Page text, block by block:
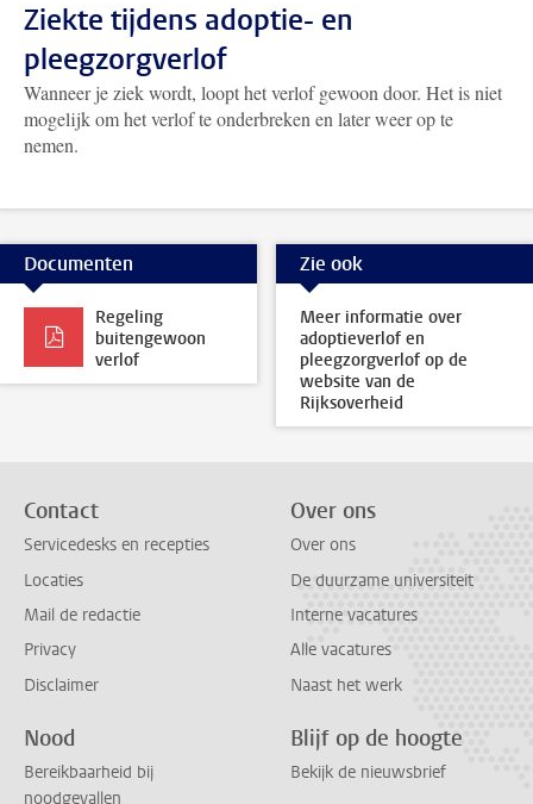
Ziekte tijdens adoptie- en
pleegzorgverlof
Wanneer je ziek wordt, loopt het verlof gewoon door. Het is niet
mogelijk om het verlof te onderbreken en later weer op te
nemen.
Documenten
Regeling
buitengewoon
verlof
Zie ook
Meer informatie over
adoptieverlof en
pleegzorgverlof op de
website van de
Rijksoverheid
Contact
Servicedesks en recepties
Locaties
Mail de redactie
Privacy
Disclaimer
Over ons
Over ons
De duurzame universiteit
Interne vacatures
Alle vacatures
Naast het werk
Nood
Bereikbaarheid bij
noodgevallen
Blijf op de hoogte
Bekijk de nieuwsbrief